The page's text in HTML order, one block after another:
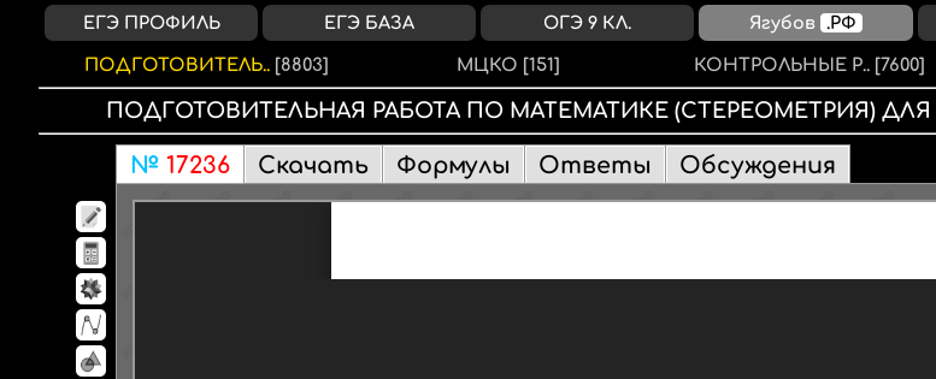
ПОДГОТОВИТЕЛЬ.. [8803] МЦКО [151] КОНТРОЛЬНЫЕ Р.. [7600]
ПОДГОТОВИТЕЛЬНАЯ РАБОТА ПО МАТЕМАТИКЕ (СТЕРЕОМЕТРИЯ)ДЛЯ
№ 17236 Скачать Формулы Ответы Обсуждения
ЕГЭ ПРОФИЛЬ ЕГЭ БАЗА ОГЭ 9 КЛ. Ягубов .РФ